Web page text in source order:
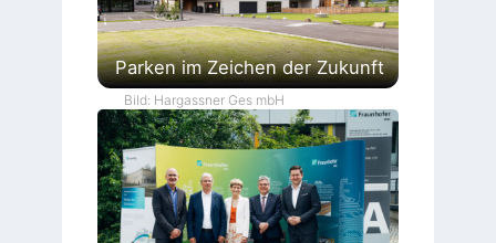
Parken im Zeichen der Zukunft
Bild: Hargassner Ges mbH